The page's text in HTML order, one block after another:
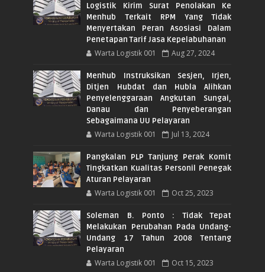
Logistik Kirim Surat Penolakan Ke
Menhub Terkait RPM Yang Tidak
Menyertakan Peran Asosiasi Dalam
Penetapan Tarif Jasa Kepelabuhanan
Warta Logistik 001 Aug 27, 2024
Menhub Instruksikan Sesjen, Irjen,
Ditjen Hubdat dan Hubla Alihkan
Penyelenggaraan Angkutan Sungai,
Danau dan Penyeberangan
Sebagaimana UU Pelayaran
Warta Logistik 001 Jul 13, 2024
Pangkalan PLP Tanjung Perak Komit
Tingkatkan Kualitas Personil Penegak
Aturan Pelayaran
Warta Logistik 001 Oct 25, 2023
Soleman B. Ponto : Tidak Tepat
Melakukan Perubahan Pada Undang-
Undang 17 Tahun 2008 Tentang
Pelayaran
Warta Logistik 001 Oct 15, 2023